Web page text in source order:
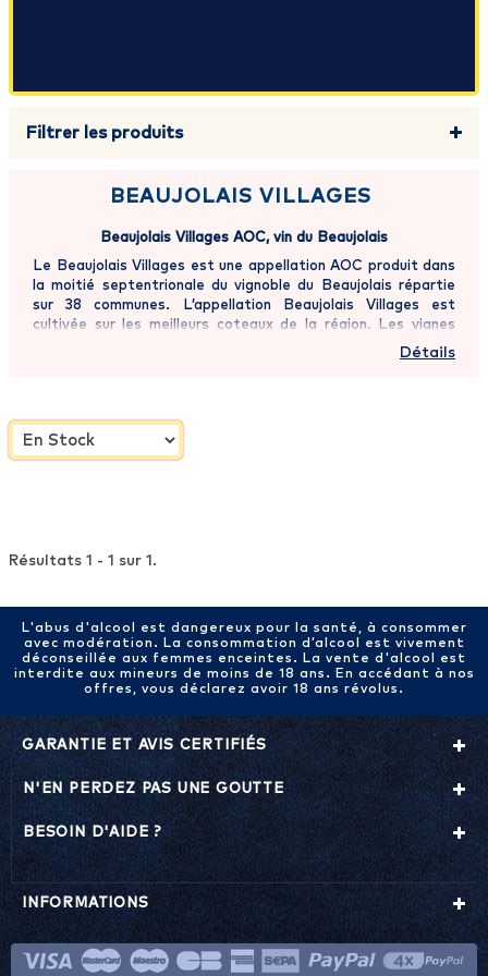
Filtrer les produits
BEAUJOLAIS VILLAGES
Beaujolais Villages AOC, vin du Beaujolais
Le Beaujolais Villages est une appellation AOC produit dans
la moitié septentrionale du vignoble du Beaujolais répartie
sur 38 communes. L’appellation Beaujolais Villages est
cultivée sur les meilleurs coteaux de la région. Les vignes
s’épanouissent grâce à l’ensoleillement particulier de ces
terroirs car ce prestigieux vignoble repose sur des sols
s’y exprime pleinement. Les Beaujolais Villages sont des vins
expressifs, intensément fruités et parfumés.
Détails
Résultats 1 - 1 sur 1.
L'abus d'alcool est dangereux pour la santé, à consommer
avec modération. La consommation d’alcool est vivement
déconseillée aux femmes enceintes. La vente d'alcool est
interdite aux mineurs de moins de 18 ans. En accédant à nos
offres, vous déclarez avoir 18 ans révolus.
GARANTIE ET AVIS CERTIFIÉS
N'EN PERDEZ PAS UNE GOUTTE
BESOIN D'AIDE ?
INFORMATIONS